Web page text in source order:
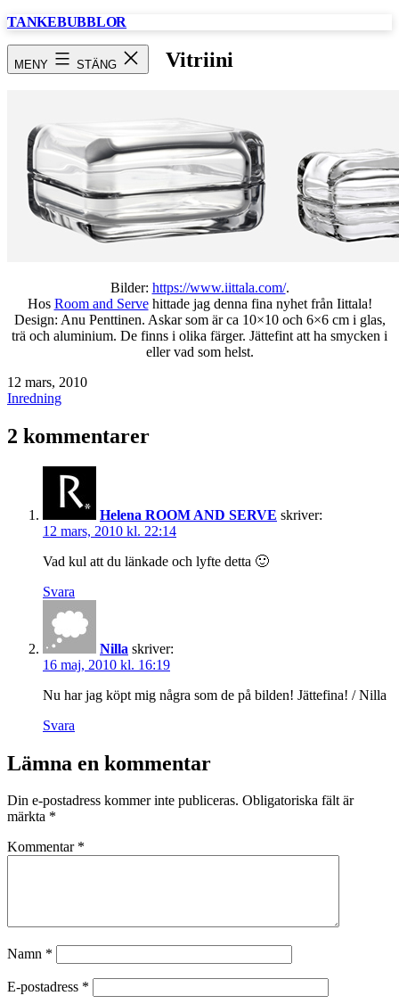
Hoppa
TANKEBUBBLOR
MENY STÄNG Vitriini
Bilder: https://www.iittala.com/.
Hos Room and Servehittade jag denna fina nyhet från Iittala!
Design: Anu Penttinen. Askar som är ca 10×10 och 6×6 cm i glas,
trä och aluminium. De finns i olika färger. Jättefint att ha smycken i
eller vad som helst.
Publicerat
den
12 mars, 2010
Kategoriserat
Inredning
2 kommentarer
Helena ROOM AND SERVE skriver:
12 mars, 2010 kl. 22:14
Vad kul att du länkade och lyfte detta 🙂
Svara
Nilla skriver:
16 maj, 2010 kl. 16:19
Nu har jag köpt mig några som de på bilden! Jättefina! / Nilla
Svara
Lämna en kommentar
Din e-postadress kommer inte publiceras. Obligatoriska fält är
märkta *
Kommentar *
Namn *
E-postadress *